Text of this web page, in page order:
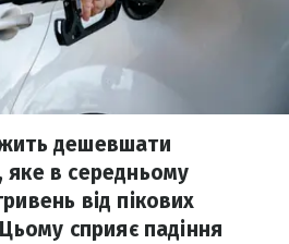
дешевшати
яке в середньому
від пікових
сприяє падіння